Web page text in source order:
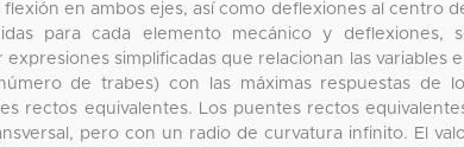
en ambos ejes, así como deflexiones al centro
para cada elemento mecánico y deflexiones,
simplificadas que relacionan las variables
de trabes) con las máximas respuestas de
rectos equivalentes. Los puentes rectos
pero con un radio de curvatura infinito. El